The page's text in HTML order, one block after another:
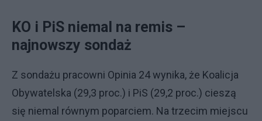
KO i PiS niemal na remis –
najnowszy sondaż
Z sondażu pracowni Opinia 24 wynika, że Koalicja
Obywatelska (29,3 proc.) i PiS (29,2 proc.) cieszą
się niemal równym poparciem. Na trzecim miejscu